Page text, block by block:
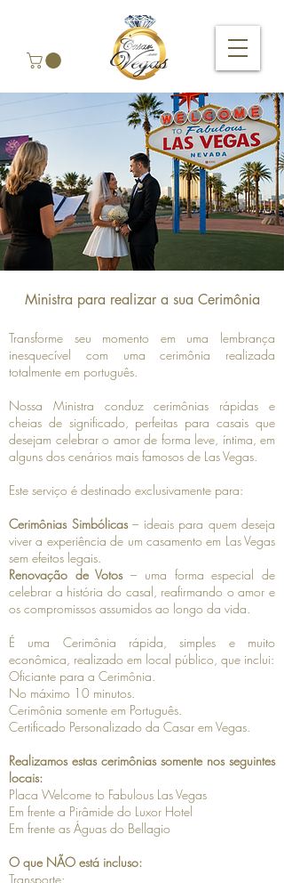
Ministra para realizar a sua Cerimônia
Transforme seu momento em uma lembrança
inesquecível com uma cerimônia realizada
totalmente em português.
Nossa Ministra conduz cerimônias rápidas e
cheias de significado, perfeitas para casais que
desejam celebrar o amor de forma leve, íntima, em
alguns dos cenários mais famosos de Las Vegas.
Este serviço é destinado exclusivamente para:
Cerimônias Simbólicas– ideais para quem deseja
viver a experiência de um casamento em Las Vegas
sem efeitos legais.
Renovação de Votos– uma forma especial de
celebrar a história do casal, reafirmando o amor e
os compromissos assumidos ao longo da vida.
É uma Cerimônia rápida, simples e muito
econômica, realizado em local público, que inclui:
Oficiante para a Cerimônia.
No máximo 10 minutos.
Cerimônia somente em Português.
Certificado Personalizado da Casar em Vegas.
Realizamos estas cerimônias somente nos seguintes
locais:
Placa Welcome to Fabulous Las Vegas
Em frente a Pirâmide do Luxor Hotel
Em frente as Águas do Bellagio
O que NÃO está incluso:
Transporte;